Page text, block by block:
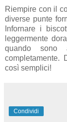
Riempire con il
diverse punte
Infornare i
leggermente
quando sono
completamente.
così semplici!
Condividi